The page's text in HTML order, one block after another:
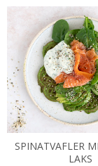
SPINATVAFLER
LAKS